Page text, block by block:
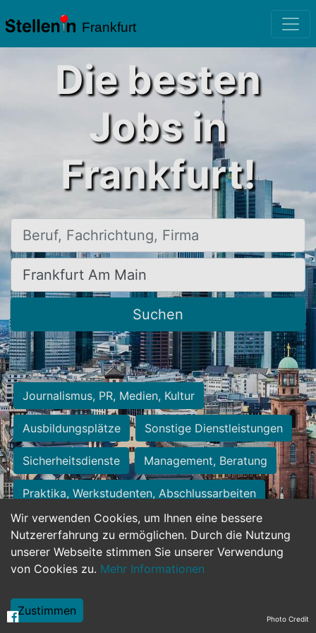
Frankfurt
Wir verwenden Cookies, um Ihnen eine bessere
Nutzererfahrung zu ermöglichen. Durch die Nutzung
unserer Webseite stimmen Sie unserer Verwendung
von Cookies zu. Mehr Informationen
Zustimmen
Die besten
Jobs in
Frankfurt!
Beruf, Fachrichtung, Firma
Ort, Stadt
Suchen
Journalismus, PR, Medien, Kultur
Ausbildungsplätze Sonstige Dienstleistungen
Sicherheitsdienste Management, Beratung
Praktika, Werkstudenten, Abschlussarbeiten
Personalwesen Assistenz, Sekretariat
Hilfskräfte, Aushilfs- und Nebenjobs
Weiterbildung, Studium, duale Ausbildung Photo Credit